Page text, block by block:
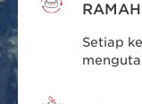
Setiap